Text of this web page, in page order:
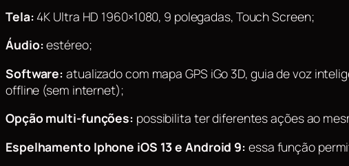
Tela: 4K Ultra HD 1960×1080, 9 polegadas, Touch Screen;
Áudio:estéreo;
Software: atualizado com mapa GPS iGo 3D, guia de voz
offline (sem internet);
Opção multi-funções: possibilita ter diferentes ações ao
Espelhamento Iphone iOS 13 e Android 9: essa função